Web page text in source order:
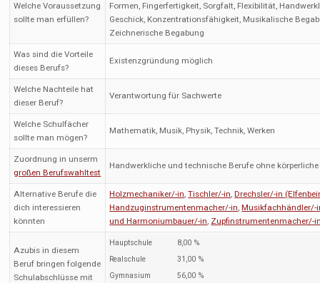
Welche Voraussetzung
sollte man erfüllen?
Formen, Fingerfertigkeit, Sorgfalt, Flexibilität,
Geschick, Konzentrationsfähigkeit, Musikalische
Zeichnerische Begabung
Was sind die Vorteile
dieses Berufs?
Existenzgründung möglich
Welche Nachteile hat
dieser Beruf?
Verantwortung für Sachwerte
Welche Schulfächer
sollte man mögen?
Mathematik, Musik, Physik, Technik, Werken
Zuordnung in unserm
großen Berufswahltest
Handwerkliche und technische Berufe ohne
Alternative Berufe die
dich interessieren
könnten
Holzmechaniker/-in,Tischler/-in,Drechsler/-in
Handzuginstrumentenmacher/-in,Musikfachhändler/-
und Harmoniumbauer/-in, Zupfinstrumentenmacher/-
Azubis in diesem
Beruf bringen folgende
Schulabschlüsse mit
Hauptschule
8,00 %
Realschule
31,00 %
Gymnasium
56,00 %